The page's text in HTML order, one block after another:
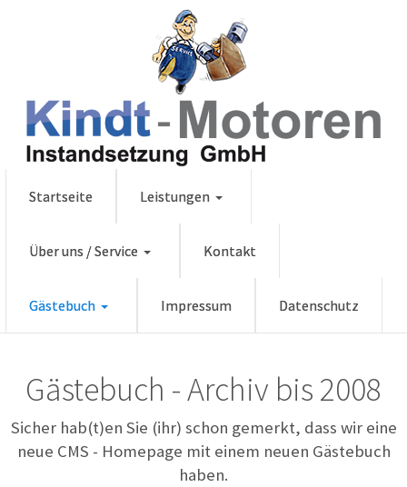
Startseite Leistungen
Über uns / Service Kontakt
Gästebuch Impressum Datenschutz
Gästebuch - Archiv bis 2008
Sicher hab(t)en Sie (ihr) schon gemerkt, dass wir eine
neue CMS - Homepage mit einem neuen Gästebuch
haben.